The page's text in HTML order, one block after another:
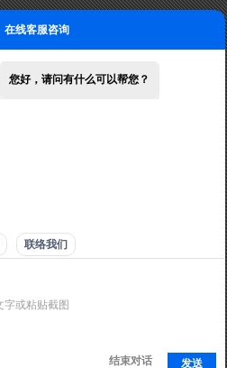
在线客服咨询
您好，请问有什么可以帮您？
联络我们
结束对话 发送